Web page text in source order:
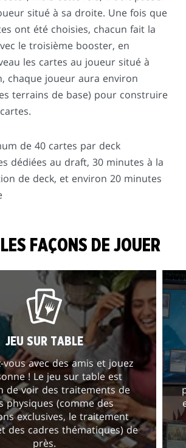
situé à sa droite. Une fois que
ont été choisies, chacun fait la
le troisième booster, en
les cartes au joueur situé à
chaque joueur aura environ
terrains de base) pour construire
de 40 cartes par deck
dédiées au draft, 30 minutes à la
de deck, et environ 20 minutes
FAÇONS DE JOUER
JEU SUR TABLE
vous avec des amis et jouez
! Le jeu sur table est
de voir des traitements de
physiques (comme des
exclusives, le traitement
des cadres thématiques) de
près.